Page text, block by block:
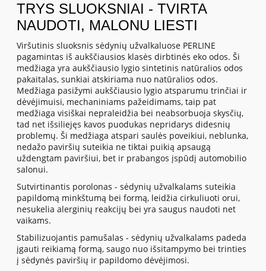
TRYS SLUOKSNIAI - TVIRTA
NAUDOTI, MALONU LIESTI
Viršutinis sluoksnis sėdynių užvalkaluose PERLINE
pagamintas iš aukščiausios klasės dirbtinės eko odos. Ši
medžiaga yra aukščiausio lygio sintetinis natūralios odos
pakaitalas, sunkiai atskiriama nuo natūralios odos.
Medžiaga pasižymi aukščiausio lygio atsparumu trinčiai ir
dėvėjimuisi, mechaniniams pažeidimams, taip pat
medžiaga visiškai nepraleidžia bei neabsorbuoja skysčių,
tad net išsiliejęs kavos puodukas nepridarys didesnių
problemų. Ši medžiaga atspari saulės poveikiui, neblunka,
nedažo paviršių suteikia ne tiktai puikią apsaugą
uždengtam paviršiui, bet ir prabangos įspūdį automobilio
salonui.
Sutvirtinantis porolonas - sėdynių užvalkalams suteikia
papildomą minkštumą bei formą, leidžia cirkuliuoti orui,
nesukelia alerginių reakcijų bei yra saugus naudoti net
vaikams.
Stabilizuojantis pamušalas - sėdynių užvalkalams padeda
įgauti reikiamą formą, saugo nuo išsitampymo bei trinties
į sėdynės paviršių ir papildomo dėvėjimosi.